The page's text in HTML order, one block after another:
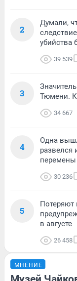
2
Думали,
убийства
39 539
3
Тюмени.
34 667
4
Одна
развелся
перемены
30 236
5
Потеряют
в августе
26 458
МНЕНИЕ